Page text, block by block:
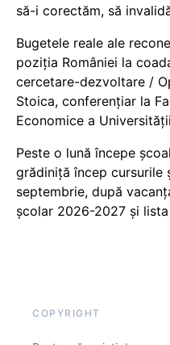
să-i corectăm, să
Bugetele reale ale
poziția României la
cercetare-dezvoltare /
Stoica, conferențiar la
Economice a
Peste o lună începe
grădiniță încep cursurile
septembrie, după
școlar 2026-2027 și
COPYRIGHT